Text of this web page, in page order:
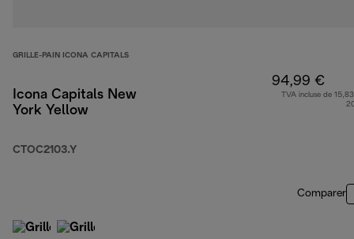
GRILLE-PAIN ICONA CAPITALS
Icona Capitals New
York Yellow
CTOC2103.Y
94,99 €
TVA incluse de
Comparer